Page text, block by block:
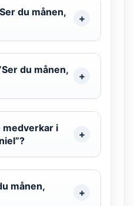
du månen,
du månen,
medverkar i
månen,